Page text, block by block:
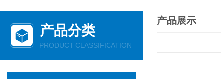
产品分类
PRODUCT CLASSIFICATION
产品展示